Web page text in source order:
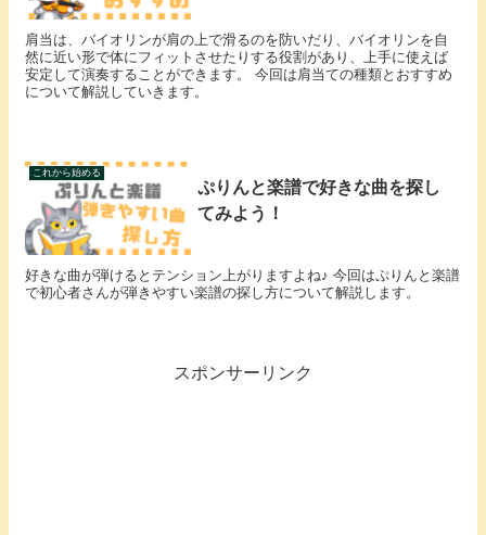
肩当は、バイオリンが肩の上で滑るのを防いだり、バイオリンを自
然に近い形で体にフィットさせたりする役割があり、上手に使えば
安定して演奏することができます。 今回は肩当ての種類とおすすめ
について解説していきます。
これから始める
ぷりんと楽譜で好きな曲を探し
てみよう！
好きな曲が弾けるとテンション上がりますよね♪ 今回はぷりんと楽譜
で初心者さんが弾きやすい楽譜の探し方について解説します。
スポンサーリンク